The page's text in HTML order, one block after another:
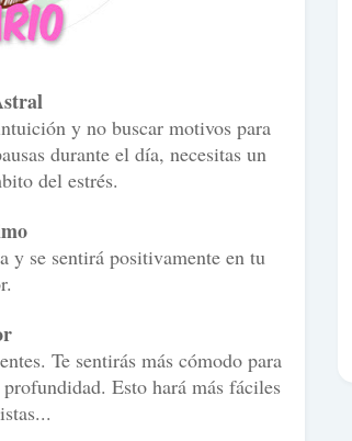
y no buscar motivos para
durante el día, necesitas un
del estrés.
y se sentirá positivamente en tu
Te sentirás más cómodo para
Esto hará más fáciles